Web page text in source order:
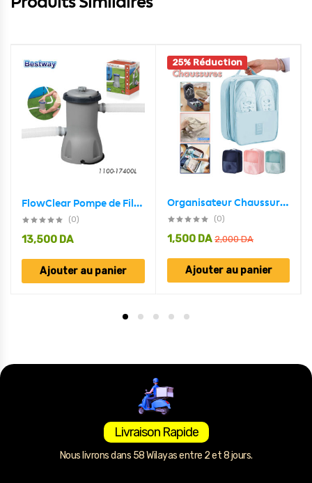
FlowClear Pompe de Filtre à Cartouche 1100-17400L Bestway 58386
(0)
13,500 DA
Ajouter au panier
25% Réduction
Organisateur Chaussures Sac de Voyage 3 Compartiment imperméable
(0)
2,000DA
1,500 DA
Ajouter au panier
Livraison Rapide
Nous livrons dans 58 Wilayas entre 2 et 8 jours.